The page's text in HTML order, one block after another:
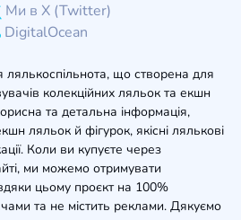
Ми в X (Twitter)
DigitalOcean
що створена для
колекційних ляльок та екшн
та детальна інформація,
ляльок й фігурок, якісні лялькові
Коли ви купуєте через
ми можемо отримувати
цьому проєкт на 100%
та не містить реклами. Дякуємо